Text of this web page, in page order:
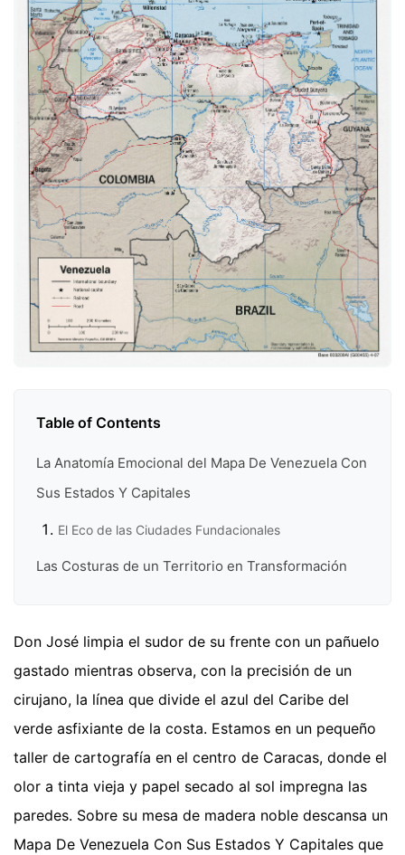
Table of Contents
La Anatomía Emocional del Mapa De Venezuela Con
Sus Estados Y Capitales
El Eco de las Ciudades Fundacionales
Las Costuras de un Territorio en Transformación
Don José limpia el sudor de su frente con un pañuelo
gastado mientras observa, con la precisión de un
cirujano, la línea que divide el azul del Caribe del
verde asfixiante de la costa. Estamos en un pequeño
taller de cartografía en el centro de Caracas, donde el
olor a tinta vieja y papel secado al sol impregna las
paredes. Sobre su mesa de madera noble descansa un
Mapa De Venezuela Con Sus Estados Y Capitales que